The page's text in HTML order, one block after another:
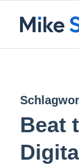
Beat